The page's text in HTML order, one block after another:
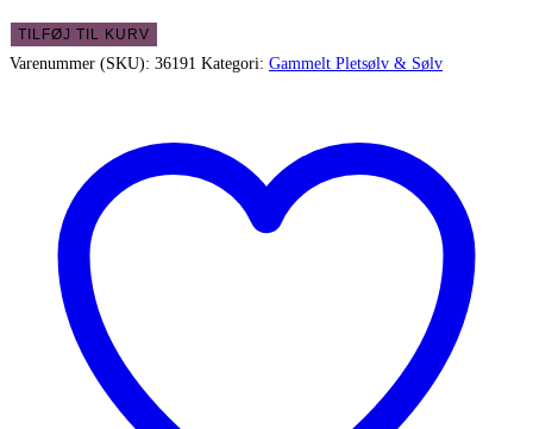
Gamle
bordknive
TILFØJ TIL KURV
Varenummer (SKU): 36191 Kategori: Gammelt Pletsølv & Sølv